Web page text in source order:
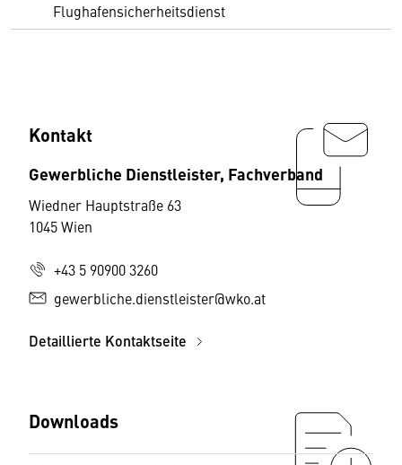
Flughafensicherheitsdienst
Kontakt
Gewerbliche Dienstleister, Fachverband
Wiedner Hauptstraße 63
1045 Wien
+43 5 90900 3260
gewerbliche.dienstleister@wko.at
Detaillierte Kontaktseite
Downloads